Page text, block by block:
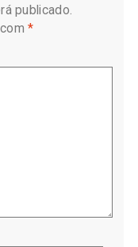
publicado.
com*